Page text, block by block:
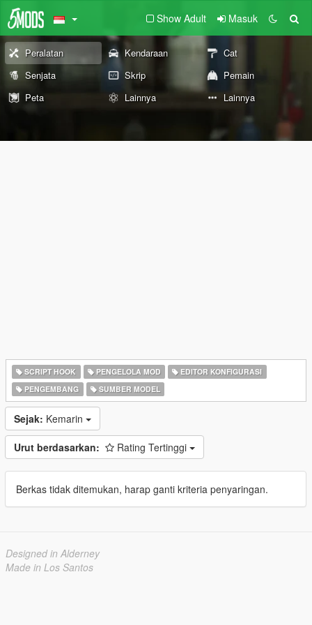
Show Adult Masuk
Peralatan Kendaraan
Cat
Senjata
Skrip
Pemain
Peta
Lainnya Lainnya
SCRIPT HOOK PENGELOLA MOD
EDITOR KONFIGURASI
PENGEMBANG
SUMBER MODEL
Sejak: Kemarin
Urut berdasarkan: Rating Tertinggi
Berkas tidak ditemukan, harap ganti kriteria penyaringan.
Designed in Alderney
Made in Los Santos